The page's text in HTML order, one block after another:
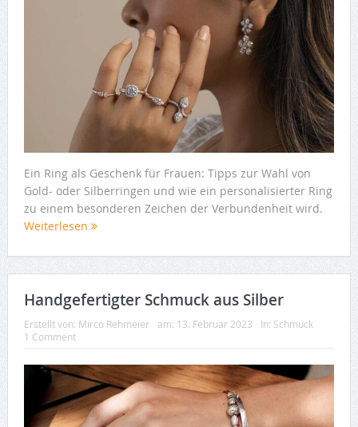
Ein Ring als Geschenk für Frauen: Tipps zur Wahl von
Gold- oder Silberringen und wie ein personalisierter Ring
zu einem besonderen Zeichen der Verbundenheit wird.
Weiterlesen
Handgefertigter Schmuck aus Silber
Erstellt von: Mirco Rehmeier am: 13. Februar 2023 In: Schmuck
1 Comment